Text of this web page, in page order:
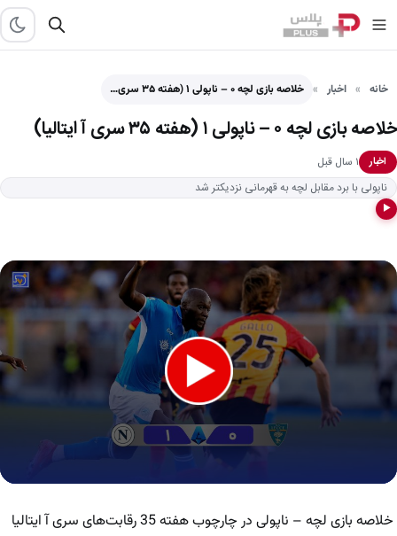
خانه اخبار خلاصه بازی لچه ۰ – ناپولی ۱ (هفته ۳۵ سری…
خلاصه بازی لچه ۰ – ناپولی ۱ (هفته ۳۵ سری آ ایتالیا)
اخبار
۱ سال قبل
ناپولی با برد مقابل لچه به قهرمانی نزدیکتر شد
▶
ofخلاصه بازی لچه – ناپولی در چارچوب هفته 35 رقابت‌های سری آ ایتالیا